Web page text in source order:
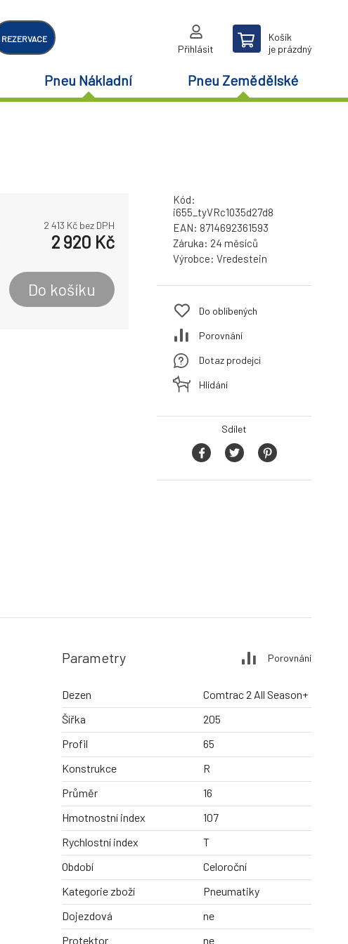
REZERVACE
Přihlásit
Košík
je prázdný
Pneu Nákladní Pneu Zemědělské
2 413 Kč bez DPH
2 920 Kč
Do košíku
Kód:
i655_tyVRc1035d27d8
EAN: 8714692361593
Záruka: 24 měsíců
Výrobce: Vredestein
Do oblíbených
Porovnání
Dotaz prodejci
Hlídání
Sdílet
Parametry Porovnání
Dezen
Comtrac 2 All Season+
Šířka
205
Profil
65
Konstrukce
R
Průměr
16
Hmotnostní index
107
Rychlostní index
T
Období
Celoroční
Kategorie zboží
Pneumatiky
Dojezdová
ne
Protektor
ne